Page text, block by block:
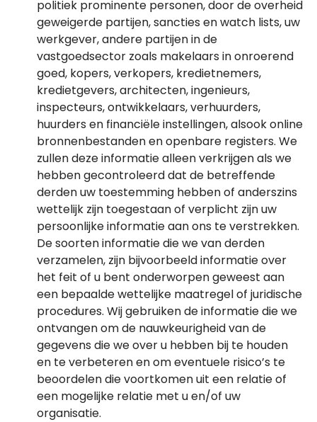
politiek prominente personen, door de overheid
geweigerde partijen, sancties en watch lists, uw
werkgever, andere partijen in de
vastgoedsector zoals makelaars in onroerend
goed, kopers, verkopers, kredietnemers,
kredietgevers, architecten, ingenieurs,
inspecteurs, ontwikkelaars, verhuurders,
huurders en financiële instellingen, alsook online
bronnenbestanden en openbare registers. We
zullen deze informatie alleen verkrijgen als we
hebben gecontroleerd dat de betreffende
derden uw toestemming hebben of anderszins
wettelijk zijn toegestaan of verplicht zijn uw
persoonlijke informatie aan ons te verstrekken.
De soorten informatie die we van derden
verzamelen, zijn bijvoorbeeld informatie over
het feit of u bent onderworpen geweest aan
een bepaalde wettelijke maatregel of juridische
procedures. Wij gebruiken de informatie die we
ontvangen om de nauwkeurigheid van de
gegevens die we over u hebben bij te houden
en te verbeteren en om eventuele risico’s te
beoordelen die voortkomen uit een relatie of
een mogelijke relatie met u en/of uw
organisatie.